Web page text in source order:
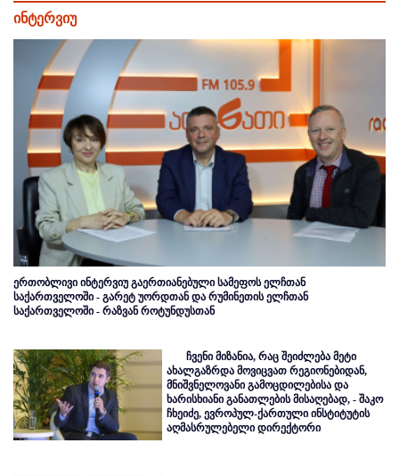
ინტერვიუ
ერთობლივი ინტერვიუ გაერთიანებული სამეფოს ელჩთან
საქართველოში - გარეტ უორდთან და რუმინეთის ელჩთან
საქართველოში - რაზვან როტუნდუსთან
ჩვენი მიზანია, რაც შეიძლება მეტი
ახალგაზრდა მოვიცვათ რეგიონებიდან,
მნიშვნელოვანი გამოცდილებისა და
ხარისხიანი განათლების მისაღებად, - შაკო
ჩხეიძე, ევროპულ-ქართული ინსტიტუტის
აღმასრულებელი დირექტორი